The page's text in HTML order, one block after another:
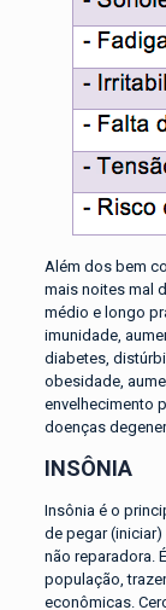
Além dos bem
mais noites mal
médio e longo
imunidade,
diabetes,
obesidade,
envelhecimento
doenças
INSÔNIA
Insônia é o
de pegar
não reparadora.
população,
econômicas.